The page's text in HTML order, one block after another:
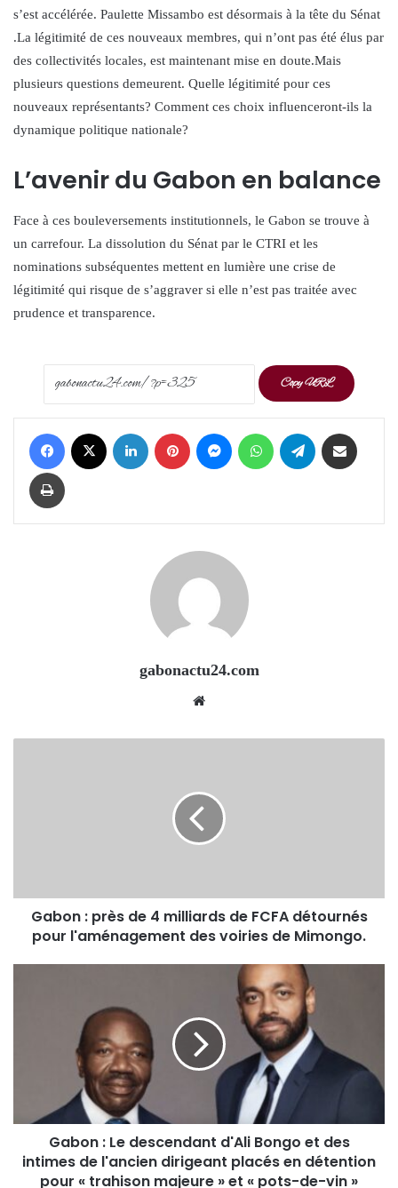
s’est accélérée. Paulette Missambo est désormais à la tête du Sénat
.La légitimité de ces nouveaux membres, qui n’ont pas été élus par
des collectivités locales, est maintenant mise en doute.Mais
plusieurs questions demeurent. Quelle légitimité pour ces
nouveaux représentants? Comment ces choix influenceront-ils la
dynamique politique nationale?
L’avenir du Gabon en balance
Face à ces bouleversements institutionnels, le Gabon se trouve à
un carrefour. La dissolution du Sénat par le CTRI et les
nominations subséquentes mettent en lumière une crise de
légitimité qui risque de s’aggraver si elle n’est pas traitée avec
prudence et transparence.
Copy URL
Facebook LinkedIn Pinterest Messenger WhatsApp Telegram
Print
gabonactu24.com
Gabon : près de 4 milliards de FCFA détournés
pour l'aménagement des voiries de Mimongo.
Gabon : Le descendant d'Ali Bongo et des
intimes de l'ancien dirigeant placés en détention
pour « trahison majeure » et « pots-de-vin »